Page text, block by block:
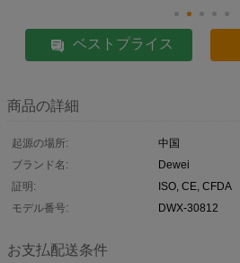
ベストプライス
商品の詳細
起源の場所:
中国
ブランド名:
Dewei
証明:
ISO, CE, CFDA
モデル番号:
DWX-30812
お支払配送条件